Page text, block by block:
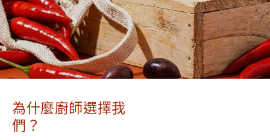
為什麼廚師選擇我
們？